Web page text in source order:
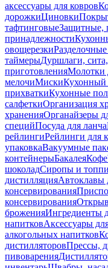
аксессуары для ковров
дорожкиЦиновки
тафтинговыеЗащитные,
принадлежности
овощерезки
таймерыДуршлаги,
приготовленияМолотки
мелочиМискиКухонный
прихваткиКухонные
салфеткиОрганизация
храненияОрганайзеры
специйПосуда для ланча
рейлингиРейлинги для
упаковкаВакуумные
контейнерыБакалеяКофе
шоколадСиропы и
дистилляцияАвтоклавы
консервирования
консервирования
броженияИнгредиенты
напитковАксессуары
алкогольных напитков
дистилляторовПрессы,
пивоварения